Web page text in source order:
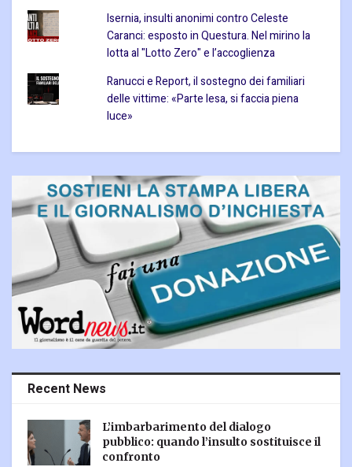
Isernia, insulti anonimi contro Celeste
Caranci: esposto in Questura. Nel mirino la
lotta al "Lotto Zero" e l’accoglienza
Ranucci e Report, il sostegno dei familiari
delle vittime: «Parte lesa, si faccia piena
luce»
Recent News
L’imbarbarimento del dialogo
pubblico: quando l’insulto sostituisce il
confronto